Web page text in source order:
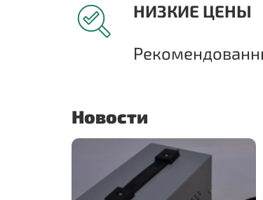
НИЗКИЕ ЦЕНЫ
Новости